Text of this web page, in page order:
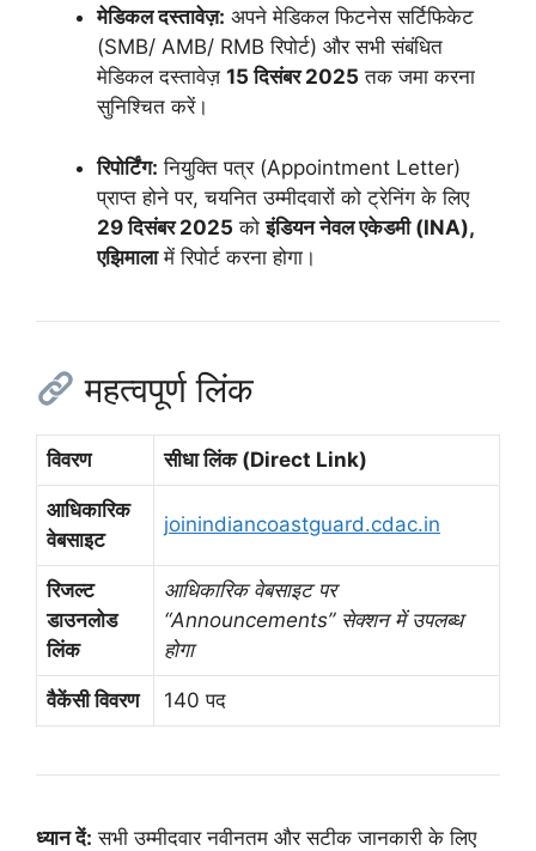
मेडिकल दस्तावेज़: अपने मेडिकल फिटनेस सर्टिफिकेट
(SMB/ AMB/ RMB रिपोर्ट) और सभी संबंधित
मेडिकल दस्तावेज़ 15 दिसंबर 2025 तक जमा करना
सुनिश्चित करें।
रिपोर्टिंग: नियुक्ति पत्र (Appointment Letter)
प्राप्त होने पर, चयनित उम्मीदवारों को ट्रेनिंग के लिए
29 दिसंबर 2025 कोइंडियन नेवल एकेडमी (INA),
एझिमालामें रिपोर्ट करना होगा।
महत्वपूर्ण लिंक
विवरण सीधा लिंक (Direct Link)
आधिकारिक
वेबसाइट
joinindiancoastguard.cdac.in
रिजल्ट
डाउनलोड
लिंक
आधिकारिक वेबसाइट पर
“Announcements” सेक्शन में उपलब्ध
होगा
वैकेंसी विवरण 140 पद
ध्यान दें: सभी उम्मीदवार नवीनतम और सटीक जानकारी के लिए